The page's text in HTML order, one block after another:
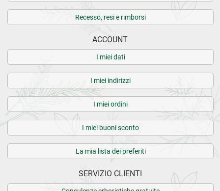
Recesso, resi e rimborsi
ACCOUNT
I miei dati
I miei indirizzi
I miei ordini
I miei buoni sconto
La mia lista dei preferiti
SERVIZIO CLIENTI